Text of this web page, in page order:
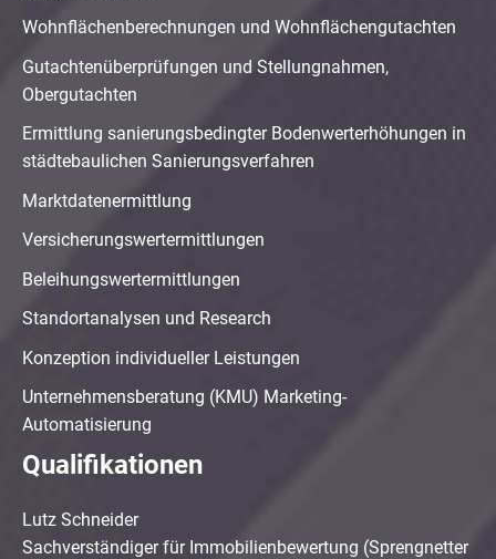
Wohnflächenberechnungen und Wohnflächengutachten
Gutachtenüberprüfungen und Stellungnahmen,
Obergutachten
Ermittlung sanierungsbedingter Bodenwerterhöhungen in
städtebaulichen Sanierungsverfahren
Marktdatenermittlung
Versicherungswertermittlungen
Beleihungswertermittlungen
Standortanalysen und Research
Konzeption individueller Leistungen
Unternehmensberatung (KMU) Marketing-
Automatisierung
Qualifikationen
Lutz Schneider
Sachverständiger für Immobilienbewertung (Sprengnetter